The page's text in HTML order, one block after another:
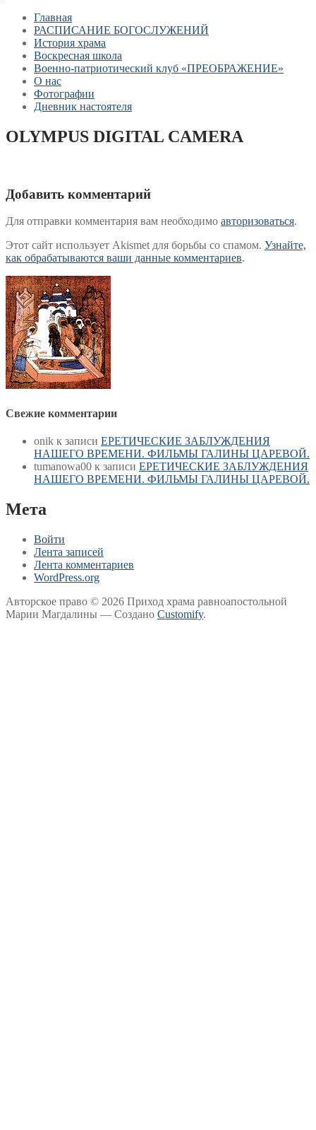
Главная
РАСПИСАНИЕ БОГОСЛУЖЕНИЙ
История храма
Воскресная школа
Военно-патриотический клуб «ПРЕОБРАЖЕНИЕ»
О нас
Фотографии
Дневник настоятеля
OLYMPUS DIGITAL CAMERA
Добавить комментарий
Для отправки комментария вам необходимо авторизоваться.
Этот сайт использует Akismet для борьбы со спамом. Узнайте,
как обрабатываются ваши данные комментариев.
Свежие комментарии
onik к записи ЕРЕТИЧЕСКИЕ ЗАБЛУЖДЕНИЯ
НАШЕГО ВРЕМЕНИ. ФИЛЬМЫ ГАЛИНЫ ЦАРЕВОЙ.
tumanowa00 к записи ЕРЕТИЧЕСКИЕ ЗАБЛУЖДЕНИЯ
НАШЕГО ВРЕМЕНИ. ФИЛЬМЫ ГАЛИНЫ ЦАРЕВОЙ.
Мета
Войти
Лента записей
Лента комментариев
WordPress.org
Авторское право © 2026 Приход храма равноапостольной
Марии Магдалины — Создано Customify.